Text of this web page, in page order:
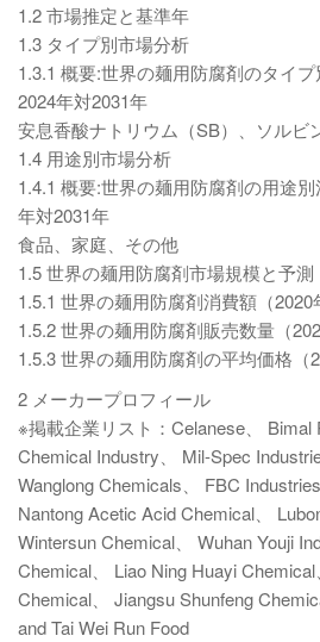
1.2 市場推定と基準年
1.3 タイプ別市場分析
1.3.1 概要:世界の麺用防腐剤のタイ
2024年対2031年
安息香酸ナトリウム（SB）、ソルビ
1.4 用途別市場分析
1.4.1 概要:世界の麺用防腐剤の用途
年対2031年
食品、家庭、その他
1.5 世界の麺用防腐剤市場規模と予測
1.5.1 世界の麺用防腐剤消費額（2020
1.5.2 世界の麺用防腐剤販売数量（
1.5.3 世界の麺用防腐剤の平均価格（
2 メーカープロフィール
※掲載企業リスト：Celanese、 Bimal
Chemical Industry、 Mil-Spec
Wanglong Chemicals、 FBC
Nantong Acetic Acid Chemical、
Wintersun Chemical、 Wuhan Youji
Chemical、 Liao Ning Huayi
Chemical、 Jiangsu Shunfeng
and Tai Wei Run Food